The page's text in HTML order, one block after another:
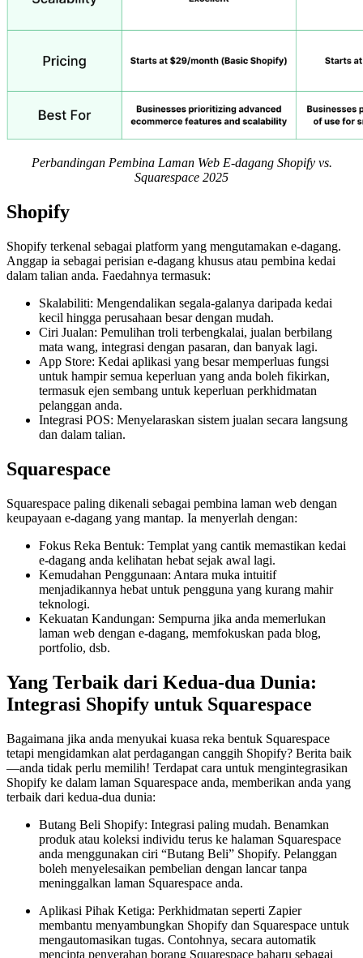
Perbandingan Pembina Laman Web E-dagang Shopify vs.
Squarespace 2025
Shopify
Shopify terkenal sebagai platform yang mengutamakan e-dagang.
Anggap ia sebagai perisian e-dagang khusus atau pembina kedai
dalam talian anda. Faedahnya termasuk:
Skalabiliti: Mengendalikan segala-galanya daripada kedai
kecil hingga perusahaan besar dengan mudah.
Ciri Jualan: Pemulihan troli terbengkalai, jualan berbilang
mata wang, integrasi dengan pasaran, dan banyak lagi.
App Store: Kedai aplikasi yang besar memperluas fungsi
untuk hampir semua keperluan yang anda boleh fikirkan,
termasuk ejen sembang untuk keperluan perkhidmatan
pelanggan anda.
Integrasi POS: Menyelaraskan sistem jualan secara langsung
dan dalam talian.
Squarespace
Squarespace paling dikenali sebagai pembina laman web dengan
keupayaan e-dagang yang mantap. Ia menyerlah dengan:
Fokus Reka Bentuk: Templat yang cantik memastikan kedai
e-dagang anda kelihatan hebat sejak awal lagi.
Kemudahan Penggunaan: Antara muka intuitif
menjadikannya hebat untuk pengguna yang kurang mahir
teknologi.
Kekuatan Kandungan: Sempurna jika anda memerlukan
laman web dengan e-dagang, memfokuskan pada blog,
portfolio, dsb.
Yang Terbaik dari Kedua-dua Dunia:
Integrasi Shopify untuk Squarespace
Bagaimana jika anda menyukai kuasa reka bentuk Squarespace
tetapi mengidamkan alat perdagangan canggih Shopify? Berita baik
—anda tidak perlu memilih! Terdapat cara untuk mengintegrasikan
Shopify ke dalam laman Squarespace anda, memberikan anda yang
terbaik dari kedua-dua dunia:
Butang Beli Shopify: Integrasi paling mudah. Benamkan
produk atau koleksi individu terus ke halaman Squarespace
anda menggunakan ciri “Butang Beli” Shopify. Pelanggan
boleh menyelesaikan pembelian dengan lancar tanpa
meninggalkan laman Squarespace anda.
Aplikasi Pihak Ketiga: Perkhidmatan seperti Zapier
membantu menyambungkan Shopify dan Squarespace untuk
mengautomasikan tugas. Contohnya, secara automatik
mencipta penyerahan borang Squarespace baharu sebagai